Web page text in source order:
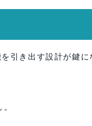
引き出す設計が鍵に